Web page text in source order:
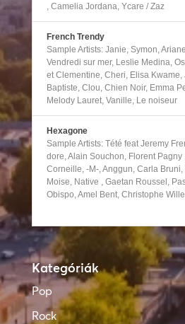
, Camelia Jordana, Ycare / Zaz
French Trendy
Sample Artists: Janie, Symon,
Vendredi sur mer, Leslie Medina,
et Clementine, Cheri, Elisa Kwame,
Baptiste, Clou, Chien Noir, Emma
Melody Lauret, Vanille, Le noiseur
Hexagone
Sample Artists: Tété feat Jeremy
dore, Alain Souchon, Florent Pagny
Corneille, -M-, Anggun, Carla Bruni,
Moise, Native , Gaetan Roussel,
Obispo, Amel Bent, Christophe
Kategóriák
Pop
Rock